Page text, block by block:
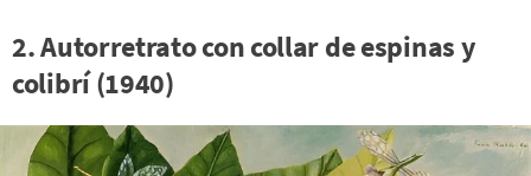
2. Autorretrato con collar de espinas y
colibrí (1940)